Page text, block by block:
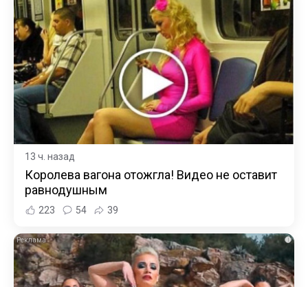
13 ч. назад
Королева вагона отожгла! Видео не оставит
равнодушным
223 54 39
i